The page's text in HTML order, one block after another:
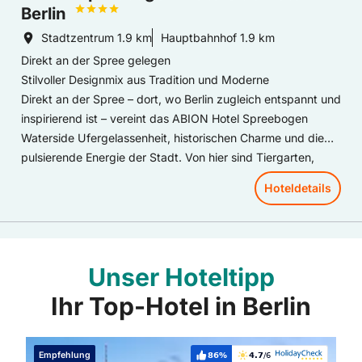
Berlin
Stadtzentrum 1.9 km Hauptbahnhof 1.9 km
Direkt an der Spree gelegen
Stilvoller Designmix aus Tradition und Moderne
Direkt an der Spree – dort, wo Berlin zugleich entspannt und
inspirierend ist – vereint das ABION Hotel Spreebogen
Waterside Ufergelassenheit, historischen Charme und die
pulsierende Energie der Stadt. Von hier sind Tiergarten,
Regierungsviertel und kreative Kieze nur einen kurzen
Spaziergang entfernt, während das Hotel die Ruhe und
die BOLLE Festsäle beherbergen Events mit bis zu 750
Gästen und sind Teil einer Gesamtfläche von 6.500 m².
Moderne Technik, flexible Raumkonzepte und ein
Produktpräsentationen bis zu Galaabenden.
Hoteldetails
Unser Hoteltipp
Ihr Top-Hotel in Berlin
Empfehlung 86% 4.7/6